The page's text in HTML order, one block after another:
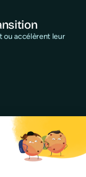
ou accélèrent leur